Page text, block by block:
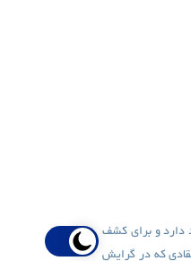
دارد و برای کشف
که در گرایش